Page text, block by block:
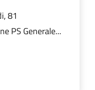
81
PS Generale...